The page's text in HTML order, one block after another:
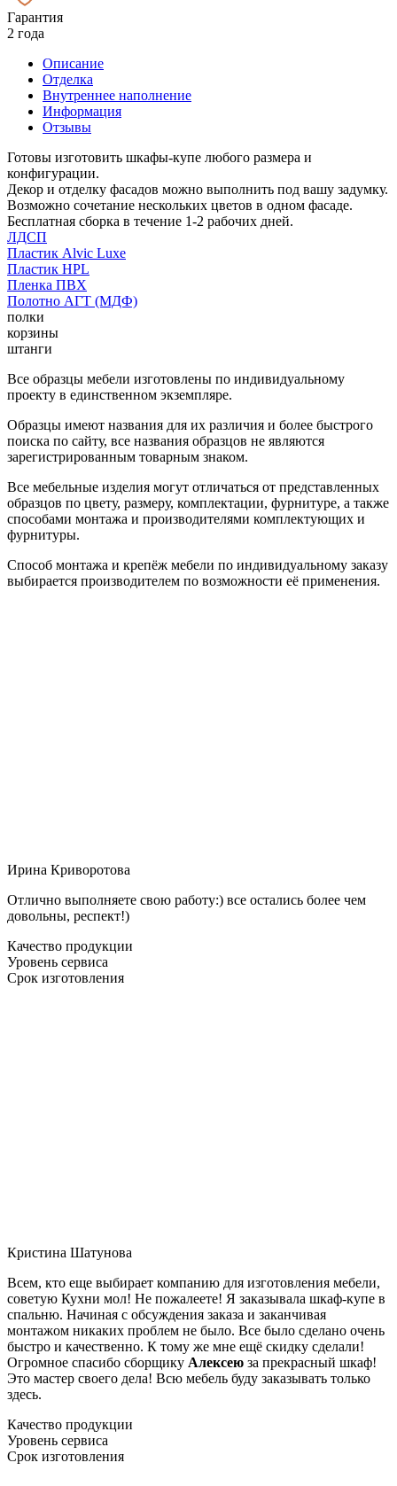
Гарантия
2 года
Описание
Отделка
Внутреннее наполнение
Информация
Отзывы
Готовы изготовить шкафы-купе любого размера и
конфигурации.
Декор и отделку фасадов можно выполнить под вашу задумку.
Возможно сочетание нескольких цветов в одном фасаде.
Бесплатная сборка в течение 1-2 рабочих дней.
ЛДСП
Пластик Alvic Luxe
Пластик HPL
Пленка ПВХ
Полотно АГТ (МДФ)
полки
корзины
штанги
Все образцы мебели изготовлены по индивидуальному
проекту в единственном экземпляре.
Образцы имеют названия для их различия и более быстрого
поиска по сайту, все названия образцов не являются
зарегистрированным товарным знаком.
Все мебельные изделия могут отличаться от представленных
образцов по цвету, размеру, комплектации, фурнитуре, а также
способами монтажа и производителями комплектующих и
фурнитуры.
Способ монтажа и крепёж мебели по индивидуальному заказу
выбирается производителем по возможности её применения.
Ирина Криворотова
Отлично выполняете свою работу:) все остались более чем
довольны, респект!)
Качество продукции
Уровень сервиса
Срок изготовления
Кристина Шатунова
Всем, кто еще выбирает компанию для изготовления мебели,
советую Кухни мол! Не пожалеете! Я заказывала шкаф-купе в
спальню. Начиная с обсуждения заказа и заканчивая
монтажом никаких проблем не было. Все было сделано очень
быстро и качественно. К тому же мне ещё скидку сделали!
Огромное спасибо сборщику Алексею за прекрасный шкаф!
Это мастер своего дела! Всю мебель буду заказывать только
здесь.
Качество продукции
Уровень сервиса
Срок изготовления